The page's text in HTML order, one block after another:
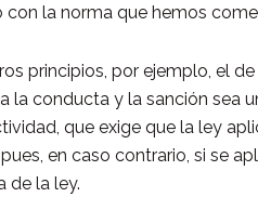
con la norma que hemos
principios, por ejemplo, el
la conducta y la sanción sea
que exige que la ley
en caso contrario, si se
de la ley.